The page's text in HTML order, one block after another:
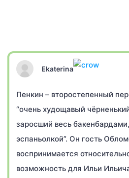
Ekaterina
Пенкин – второстепенный
“очень худощавый
заросший весь
эспаньолкой”. Он гость
воспринимается
возможность для Ильи